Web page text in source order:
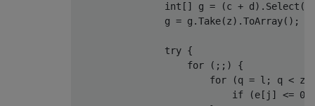
int[] g = (c +
                g = g.Take(z).ToArray();
                try {
                    for (;;) {
for (q = l; q < z;
if (e[j] <= 0)